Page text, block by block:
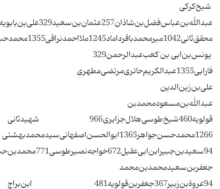
شیخ‌کرکی‌
محقق‌ثانی‌‌1042میرمحمدباقرداماد‌‌1245ملااحمدنراقی‌‌1355محمدحسین‌نائینی‌‌سیدمحمدباقرصدر
یونس‌بن‌ابی‌ بن‌ کعب‌‌عبدالرحمن‌‌329
فارابی‌‌1355عبدالکریم‌حائری‌‌مرتضی‌مطهری‌
‌‌علی‌بن‌‌زین‌الدین‌
‌‌عبدالله‌بن‌مسعود‌‌محمدبن‌
قولویه‌‌460شیخ‌طوسی‌‌هلال‌جزایری‌‌966 شهیدثانی‌
‌1266محمدحسن‌جواهر‌‌1365ابوالحسن‌اصفهانی‌‌سیدمحمدبهشتی‌
‌‌94سعیدبن‌جبیر‌‌ابن‌ابی‌عقیل‌‌672خواجه‌نصیرطوسی‌‌771محمدبن‌حسن‌حلی‌‌1070محمدتقی‌مجلسی‌‌1358سیدحسن‌مدرس‌‌سیدعلی‌حسینی‌خامنه‌ای‌
‌‌جعفربن‌سعید‌‌محمدبن‌محمد
‌‌94عروة‌بن‌زبیر‌‌367جعفربن‌قولویه‌‌481 ابن‌بر‌اج‌